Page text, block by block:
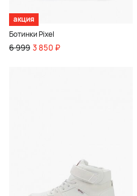
акция
Ботинки Pixel
6 999 3 850 ₽